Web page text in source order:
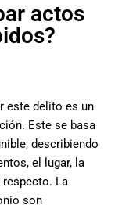
actos
este delito es un
Este se basa
describiendo
el lugar, la
La
son